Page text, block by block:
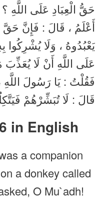
حَقُّ الْعِبَادِ عَلَى اللَّهِ
أَعْلَمُ ، قَالَ : فَإِنَّ حَقَّ
يَعْبُدُوهُ ، وَلَا يُشْرِكُوا
عَلَى اللَّهِ أَنْ لَا
فَقُلْتُ : يَا رَسُولَ اللَّهِ
قَالَ : لَا تُبَشِّرْهُمْ
in English
a companion
a donkey called
O Mu`adh!